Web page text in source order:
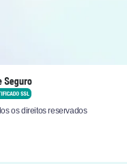
os direitos reservados